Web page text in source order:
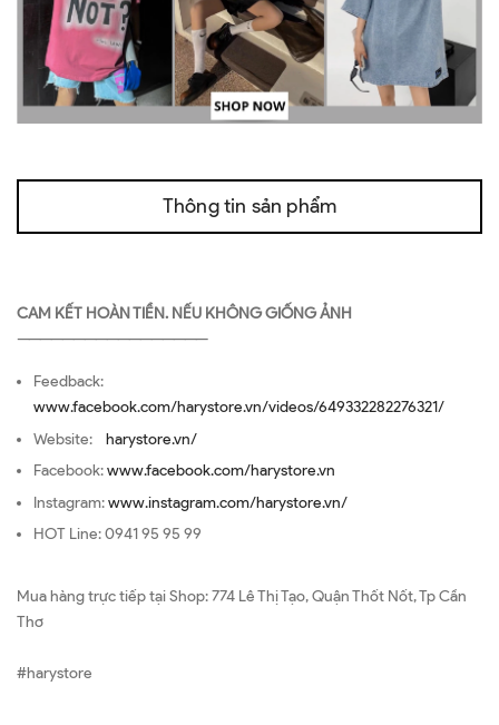
Thông tin sản phẩm
CAM KẾT HOÀN TIỀN. NẾU KHÔNG GIỐNG ẢNH
—————————————————
Feedback:
www.facebook.com/harystore.vn/videos/649332282276321/
Website: harystore.vn/
Facebook:www.facebook.com/harystore.vn
Instagram:www.instagram.com/harystore.vn/
HOT Line: 0941 95 95 99
Mua hàng trực tiếp tại Shop: 774 Lê Thị Tạo, Quận Thốt Nốt, Tp Cần
Thơ
#harystore